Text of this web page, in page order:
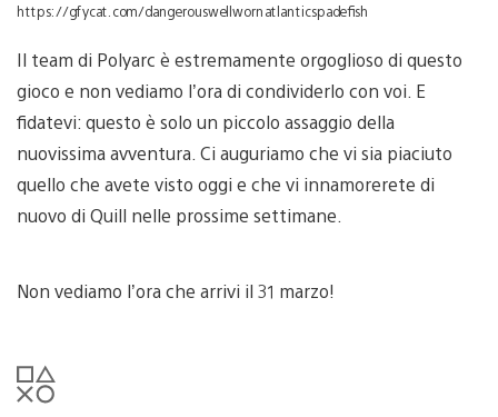
https://gfycat.com/dangerouswellwornatlanticspadefish
Il team di Polyarc è estremamente orgoglioso di questo
gioco e non vediamo l’ora di condividerlo con voi. E
fidatevi: questo è solo un piccolo assaggio della
nuovissima avventura. Ci auguriamo che vi sia piaciuto
quello che avete visto oggi e che vi innamorerete di
nuovo di Quill nelle prossime settimane.
Non vediamo l’ora che arrivi il 31 marzo!